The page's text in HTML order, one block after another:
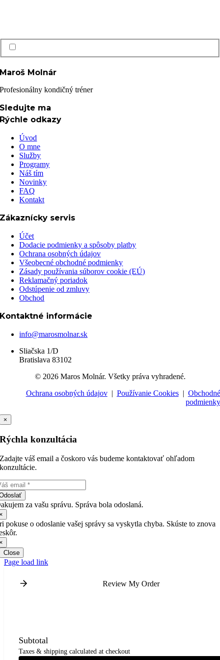
Maroš Molnár
Profesionálny kondičný tréner
Sledujte ma
Rýchle odkazy
Úvod
O mne
Služby
Programy
Náš tím
Novinky
FAQ
Kontakt
Zákaznícky servis
Účet
Dodacie podmienky a spôsoby platby
Ochrana osobných údajov
Všeobecné obchodné podmienky
Zásady používania súborov cookie (EÚ)
Reklamačný poriadok
Odstúpenie od zmluvy
Obchod
Kontaktné informácie
info@marosmolnar.sk
Sliačska 1/D
Bratislava 83102
© 2026 Maros Molnár. Všetky práva vyhradené.
Ochrana osobných údajov| Používanie Cookies| Obchodné
podmienky
×
Rýchla konzultácia
Zadajte váš email a čoskoro vás budeme kontaktovať ohľadom
konzultácie.
za vašu správu. Správa bola odoslaná.
pokuse o odoslanie vašej správy sa vyskytla chyba. Skúste to znova
Close
Page load link
Review My Order
Subtotal
Taxes & shipping calculated at checkout